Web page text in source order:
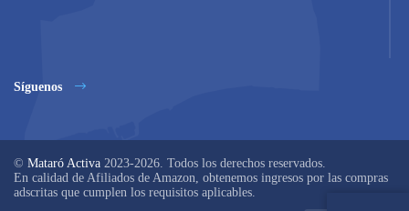
Síguenos
© Mataró Activa 2023-2026. Todos los derechos reservados.
En calidad de Afiliados de Amazon, obtenemos ingresos por las compras
adscritas que cumplen los requisitos aplicables.